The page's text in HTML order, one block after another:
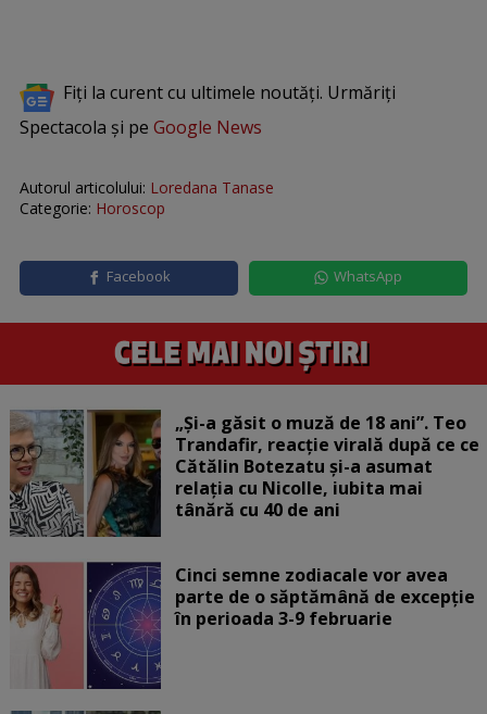
Fiți la curent cu ultimele noutăți. Urmăriți
Spectacola și pe Google News
Autorul articolului: Loredana Tanase
Categorie: Horoscop
Facebook WhatsApp
„Și-a găsit o muză de 18 ani”. Teo
Trandafir, reacție virală după ce ce
Cătălin Botezatu și-a asumat
relația cu Nicolle, iubita mai
tânără cu 40 de ani
Cinci semne zodiacale vor avea
parte de o săptămână de excepție
în perioada 3-9 februarie